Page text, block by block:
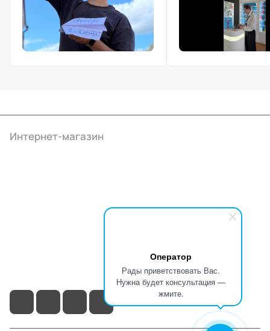
Оператор
Рады приветствовать Вас.
Нужна будет консультация —
жмите.
Интернет-магазин